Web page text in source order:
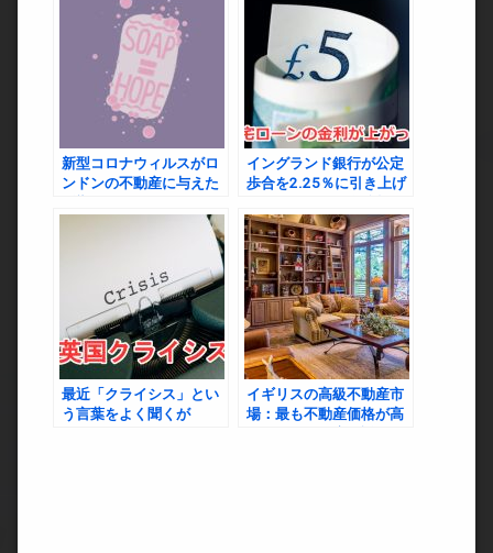
新型コロナウィルスがロ
ンドンの不動産に与えた
イングランド銀行が公定
歩合を2.25％に引き上げ
りえること
最近「クライシス」とい
う言葉をよく聞くが
イギリスの高級不動産市
場：最も不動産価格が高